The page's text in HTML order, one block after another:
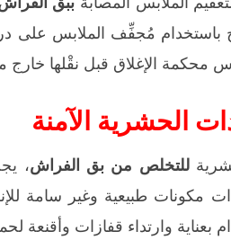
باستخدام مُجفِّف الملابس
محكمة الإغلاق قبل نقْلها خارج
الحشرية الآمنة
للتخلص من بق الفراش،
مكونات طبيعية وغير سامة
بعناية وارتداء قفازات وأقنعة